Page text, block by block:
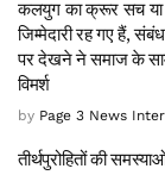
कलयुग का क्रूर सच या
जिम्मेदारी रह गए हैं,
पर देखने ने समाज के
विमर्श
by Page 3 News
तीर्थपुरोहितों की